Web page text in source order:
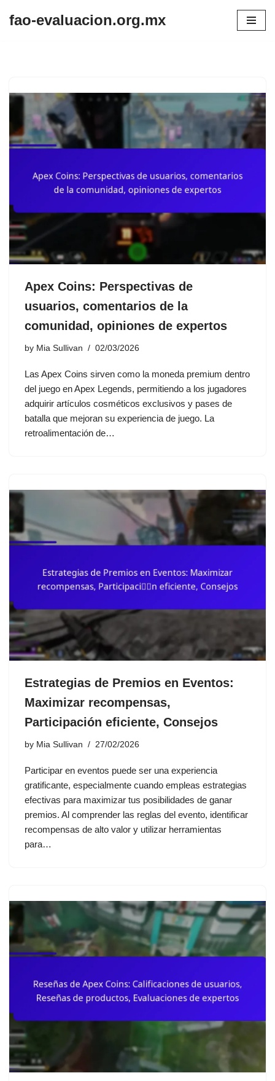
fao-evaluacion.org.mx
Apex Coins: Perspectivas de
usuarios, comentarios de la
comunidad, opiniones de expertos
by Mia Sullivan 02/03/2026
Las Apex Coins sirven como la moneda premium dentro
del juego en Apex Legends, permitiendo a los jugadores
adquirir artículos cosméticos exclusivos y pases de
batalla que mejoran su experiencia de juego. La
retroalimentación de…
Estrategias de Premios en Eventos:
Maximizar recompensas,
Participación eficiente, Consejos
by Mia Sullivan 27/02/2026
Participar en eventos puede ser una experiencia
gratificante, especialmente cuando empleas estrategias
efectivas para maximizar tus posibilidades de ganar
premios. Al comprender las reglas del evento, identificar
recompensas de alto valor y utilizar herramientas
para…